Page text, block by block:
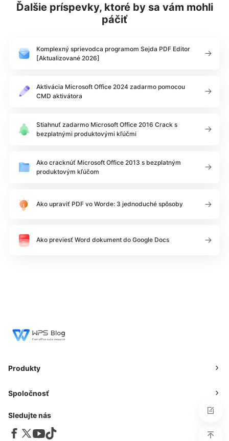
Ďalšie príspevky, ktoré by sa vám mohli
páčiť
Komplexný sprievodca programom Sejda PDF Editor
[Aktualizované 2026]
Aktivácia Microsoft Office 2024 zadarmo pomocou
CMD aktivátora
Stiahnuť zadarmo Microsoft Office 2016 Crack s
bezplatnými produktovými kľúčmi
Ako cracknúť Microsoft Office 2013 s bezplatným
produktovým kľúčom
Ako upraviť PDF vo Worde: 3 jednoduché spôsoby
Ako previesť Word dokument do Google Docs
Produkty
Spoločnosť
Sledujte nás